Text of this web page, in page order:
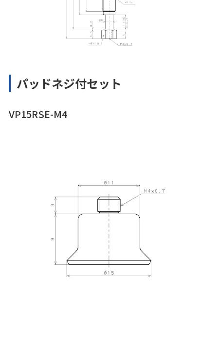
パッドネジ付セット
VP15RSE-M4